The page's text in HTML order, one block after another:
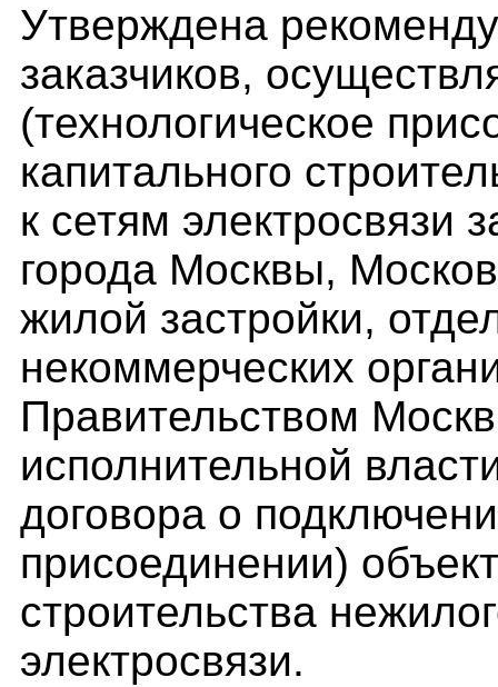
Утверждена
заказчиков,
(технологическое
капитального
к сетям электросвязи
города Москвы,
жилой застройки,
некоммерческих
Правительством
исполнительной
договора о
присоединении)
строительства
электросвязи.